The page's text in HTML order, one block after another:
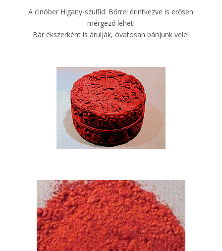
A cinóber Higany-szulfid. Bőrrel érintkezve is erősen
mérgező lehet!
Bár ékszerként is árulják, óvatosan bánjunk vele!